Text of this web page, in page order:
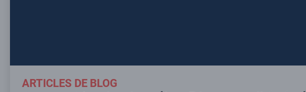
ARTICLES DE BLOG